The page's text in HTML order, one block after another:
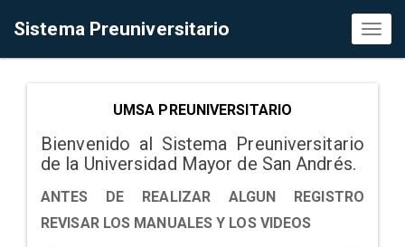
Sistema Preuniversitario
UMSA PREUNIVERSITARIO
Bienvenido al Sistema Preuniversitario
de la Universidad Mayor de San Andrés.
ANTES DE REALIZAR ALGUN REGISTRO
REVISAR LOS MANUALES Y LOS VIDEOS